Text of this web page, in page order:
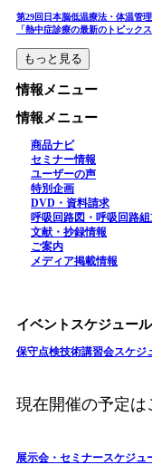
第29回日本脳低温療法・体温管
「熱中症診療の最新のトピック
もっと見る
情報メニュー
情報メニュー
商品ナビ
セミナー情報
ユーザーの声
特別企画
DVD・資料請求
呼吸回路図・呼吸回路組
文献・抄録情報
ご案内
メディア掲載情報
イベントスケジュール
保守点検技術講習会スケジ
現在開催の予定は
展示会・セミナースケジュ